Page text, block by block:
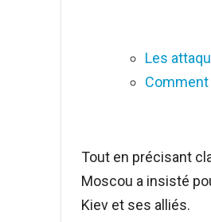
Les
Comment
Tout en précisant
Moscou a insisté
Kiev et ses alliés.